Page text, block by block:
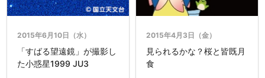
2015年6月10日（水）
「すばる望遠鏡」が撮影し
た小惑星1999 JU3
2015年4月3日（金）
見られるかな？桜と皆既月
食